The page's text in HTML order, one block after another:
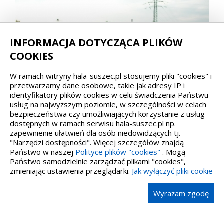
INFORMACJA DOTYCZĄCA PLIKÓW
COOKIES
W ramach witryny hala-suszec.pl stosujemy pliki "cookies" i
przetwarzamy dane osobowe, takie jak adresy IP i
identyfikatory plików cookies w celu świadczenia Państwu
usług na najwyższym poziomie, w szczególności w celach
bezpieczeństwa czy umożliwiających korzystanie z usług
dostępnych w ramach serwisu hala-suszec.pl np.
zapewnienie ułatwień dla osób niedowidzących tj.
"Narzędzi dostępności". Więcej szczegółów znajdą
Państwo w naszej Polityce plików "cookies" . Mogą
Państwo samodzielnie zarządzać plikami "cookies",
zmieniając ustawienia przeglądarki. Jak wyłączyć pliki cookie
Wyrażam zgodę